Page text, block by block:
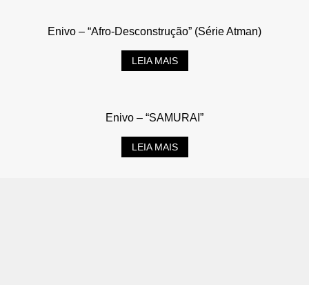
Enivo – “Afro-Desconstrução” (Série Atman)
LEIA MAIS
Enivo – “SAMURAI”
LEIA MAIS